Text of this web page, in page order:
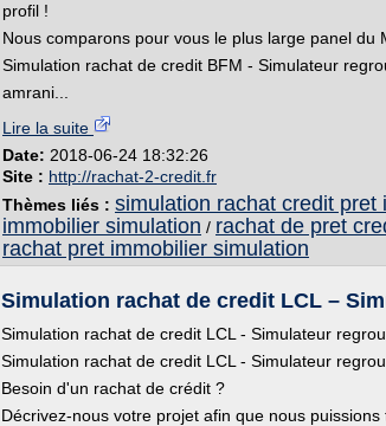
profil !
Nous comparons pour vous le plus large panel du
Simulation rachat de credit BFM - Simulateur
amrani...
Lire la suite
Date: 2018-06-24 18:32:26
Site : http://rachat-2-credit.fr
Thèmes liés : simulation rachat credit pret
immobilier simulation / rachat de pret
rachat pret immobilier simulation
Simulation rachat de credit LCL –
Simulation rachat de credit LCL - Simulateur
Simulation rachat de credit LCL - Simulateur
Besoin d'un rachat de crédit ?
Décrivez-nous votre projet afin que nous